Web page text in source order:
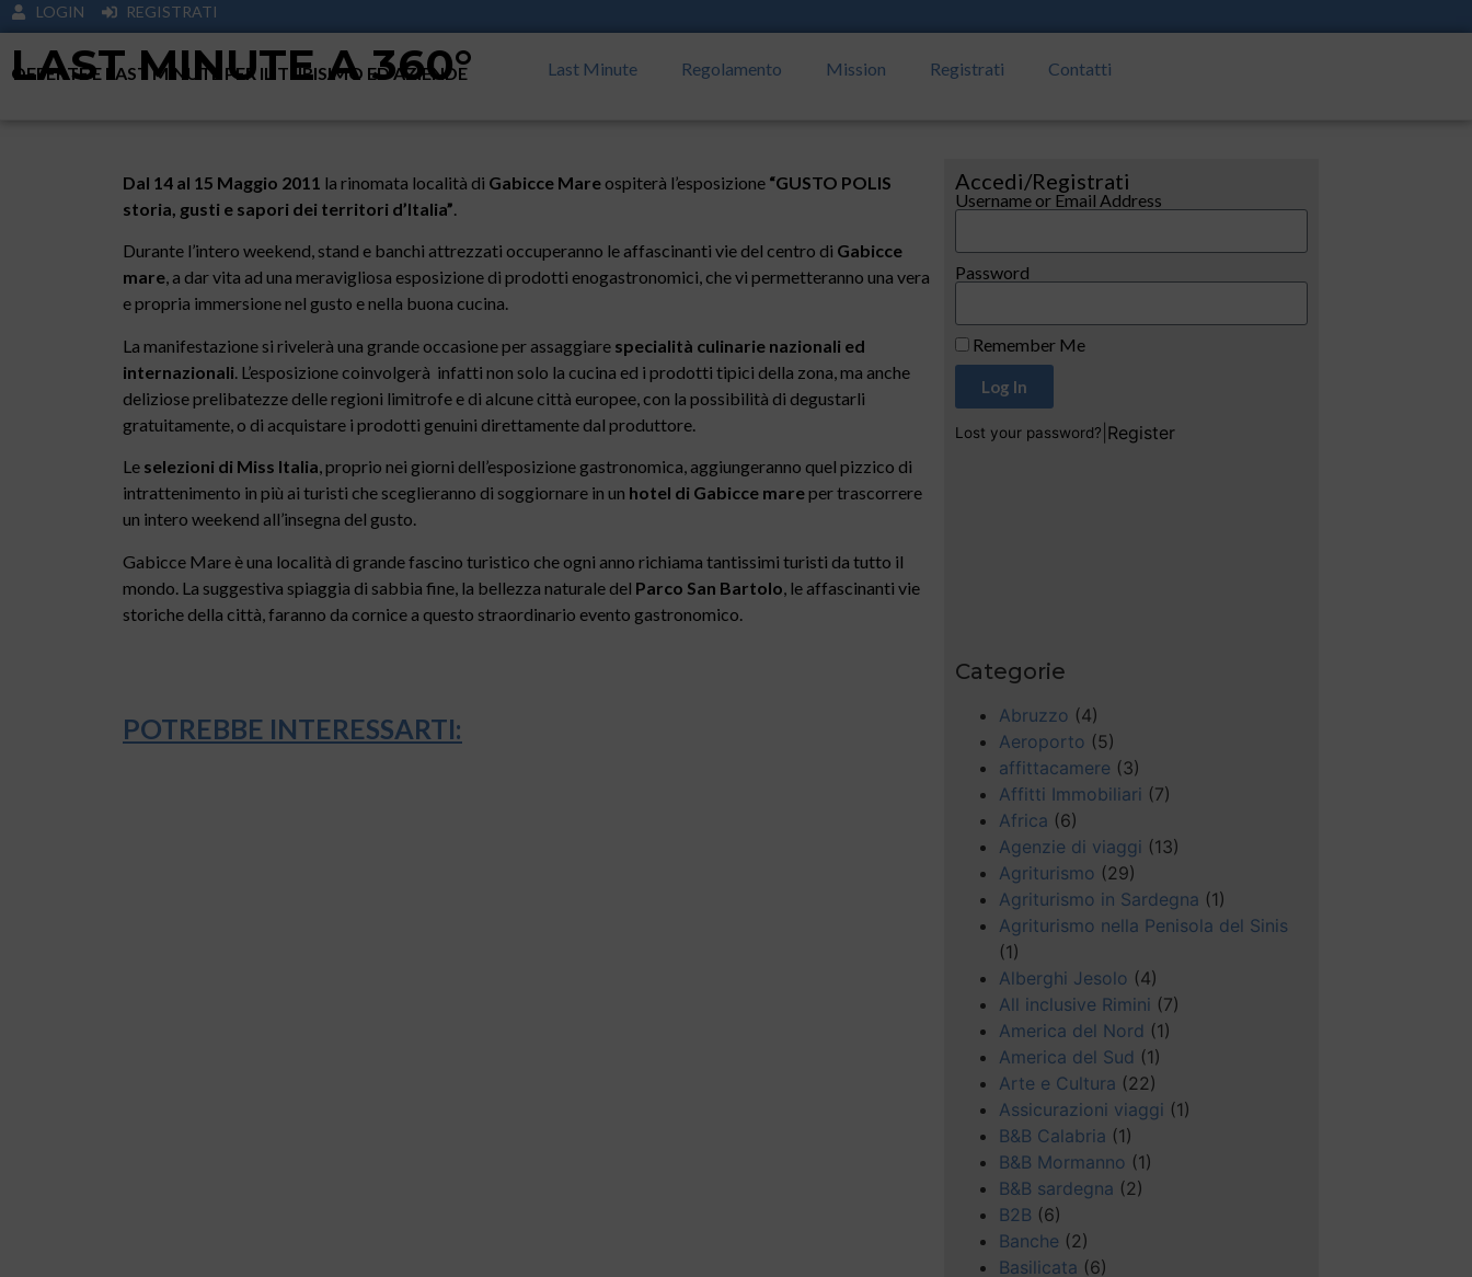
LOGIN REGISTRATI
LAST MINUTE A 360°
OFFERTE E LAST MINUTE PER IL TURISIMO ED AZIENDE Last Minute Regolamento Mission Registrati Contatti
Dal 14 al 15 Maggio 2011 la rinomata località di Gabicce Mare ospiterà l’esposizione “GUSTO POLIS
storia, gusti e sapori dei territori d’Italia”.
Durante l’intero weekend, stand e banchi attrezzati occuperanno le affascinanti vie del centro di Gabicce
mare, a dar vita ad una meravigliosa esposizione di prodotti enogastronomici, che vi permetteranno una vera
e propria immersione nel gusto e nella buona cucina.
La manifestazione si rivelerà una grande occasione per assaggiare specialità culinarie nazionali ed
internazionali . L’esposizione coinvolgerà infatti non solo la cucina ed i prodotti tipici della zona, ma anche
deliziose prelibatezze delle regioni limitrofe e di alcune città europee, con la possibilità di degustarli
gratuitamente, o di acquistare i prodotti genuini direttamente dal produttore.
Le selezioni di Miss Italia, proprio nei giorni dell’esposizione gastronomica, aggiungeranno quel pizzico di
intrattenimento in più ai turisti che sceglieranno di soggiornare in un hotel di Gabicce mareper trascorrere
un intero weekend all’insegna del gusto.
Gabicce Mare è una località di grande fascino turistico che ogni anno richiama tantissimi turisti da tutto il
mondo. La suggestiva spiaggia di sabbia fine, la bellezza naturale del Parco San Bartolo , le affascinanti vie
storiche della città, faranno da cornice a questo straordinario evento gastronomico.
POTREBBE INTERESSARTI:
Accedi/Registrati
Username or Email Address
Password
Remember Me
Log In
Lost your password? Register
Categorie
Abruzzo (4)
Aeroporto (5)
affittacamere (3)
Affitti Immobiliari (7)
Africa (6)
Agenzie di viaggi (13)
Agriturismo (29)
Agriturismo in Sardegna (1)
Agriturismo nella Penisola del Sinis
(1)
Alberghi Jesolo (4)
All inclusive Rimini (7)
America del Nord (1)
America del Sud (1)
Arte e Cultura (22)
Assicurazioni viaggi (1)
B&B Calabria (1)
B&B Mormanno (1)
B&B sardegna (2)
B2B (6)
Banche (2)
Basilicata (6)